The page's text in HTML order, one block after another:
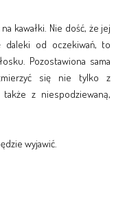
kawałki. Nie dość, że jej
daleki od oczekiwań, to
Pozostawiona sama
się nie tylko z
z niespodziewaną,
wyjawić.